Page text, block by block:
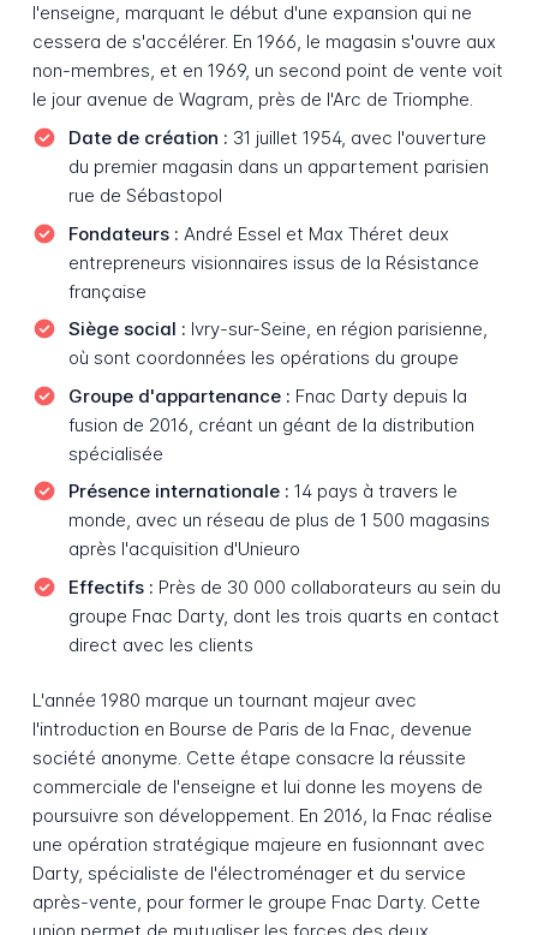
l'enseigne, marquant le début d'une expansion qui ne
cessera de s'accélérer. En 1966, le magasin s'ouvre aux
non-membres, et en 1969, un second point de vente voit
le jour avenue de Wagram, près de l'Arc de Triomphe.
Date de création : 31 juillet 1954, avec l'ouverture
du premier magasin dans un appartement parisien
rue de Sébastopol
Fondateurs : André Essel et Max Théret deux
entrepreneurs visionnaires issus de la Résistance
française
Siège social : Ivry-sur-Seine, en région parisienne,
où sont coordonnées les opérations du groupe
Groupe d'appartenance : Fnac Darty depuis la
fusion de 2016, créant un géant de la distribution
spécialisée
Présence internationale : 14 pays à travers le
monde, avec un réseau de plus de 1 500 magasins
après l'acquisition d'Unieuro
Effectifs : Près de 30 000 collaborateurs au sein du
groupe Fnac Darty, dont les trois quarts en contact
direct avec les clients
L'année 1980 marque un tournant majeur avec
l'introduction en Bourse de Paris de la Fnac, devenue
société anonyme. Cette étape consacre la réussite
commerciale de l'enseigne et lui donne les moyens de
poursuivre son développement. En 2016, la Fnac réalise
une opération stratégique majeure en fusionnant avec
Darty, spécialiste de l'électroménager et du service
après-vente, pour former le groupe Fnac Darty. Cette